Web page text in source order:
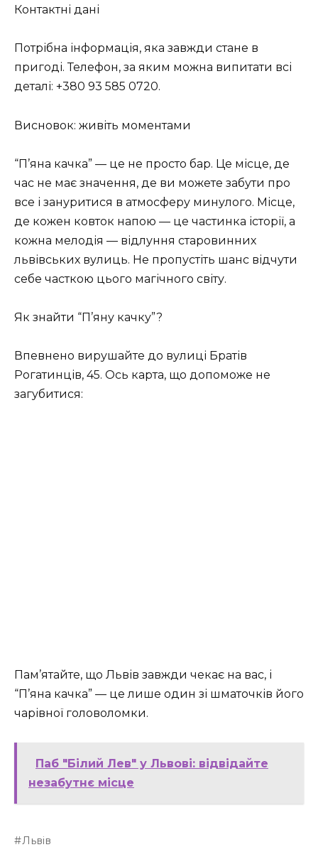
Контактні дані
Потрібна інформація, яка завжди стане в
пригоді. Телефон, за яким можна випитати всі
деталі: +380 93 585 0720.
Висновок: живіть моментами
“П’яна качка” — це не просто бар. Це місце, де
час не має значення, де ви можете забути про
все і зануритися в атмосферу минулого. Місце,
де кожен ковток напою — це частинка історії, а
кожна мелодія — відлуння старовинних
львівських вулиць. Не пропустіть шанс відчути
себе часткою цього магічного світу.
Як знайти “П’яну качку”?
Впевнено вирушайте до вулиці Братів
Рогатинців, 45. Ось карта, що допоможе не
загубитися:
Пам’ятайте, що Львів завжди чекає на вас, і
“П’яна качка” — це лише один зі шматочків його
чарівної головоломки.
Паб "Білий Лев" у Львові: відвідайте
незабутнє місце
Львів